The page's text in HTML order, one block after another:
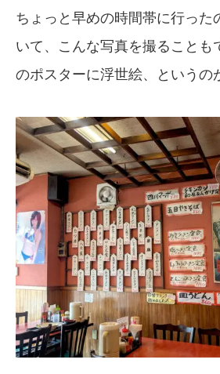
ちょっと早めの時間帯に行った
いて、こんな写真を撮ることも
のポスターに浮世絵、というの